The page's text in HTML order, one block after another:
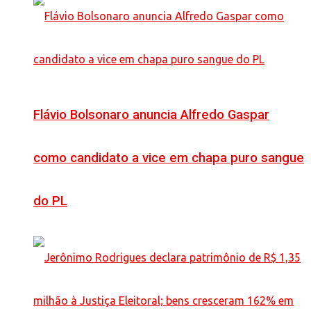
Flávio Bolsonaro anuncia Alfredo Gaspar
como candidato a vice em chapa puro sangue
do PL